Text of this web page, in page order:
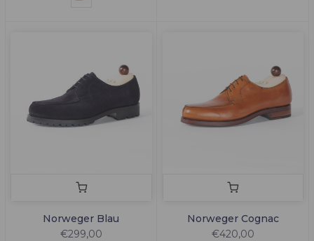
Norweger Blau
€299,00
Norweger Cognac
€420,00